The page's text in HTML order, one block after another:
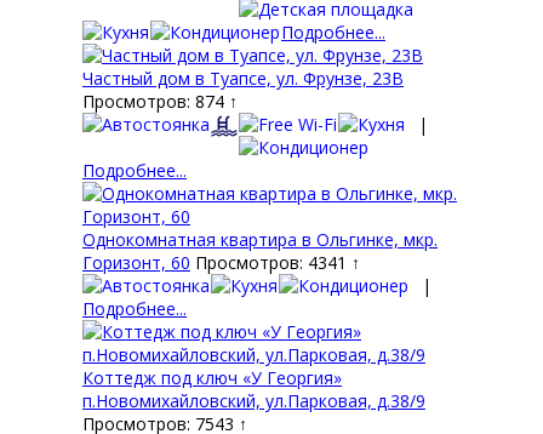
Подробнее...
Частный дом в Туапсе, ул. Фрунзе, 23В
Просмотров: 874 ↑
|
Подробнее...
Однокомнатная квартира в Ольгинке, мкр.
Горизонт, 60 Просмотров: 4341 ↑
|
Подробнее...
Коттедж под ключ «У Георгия»
п.Новомихайловский, ул.Парковая, д.38/9
Просмотров: 7543 ↑